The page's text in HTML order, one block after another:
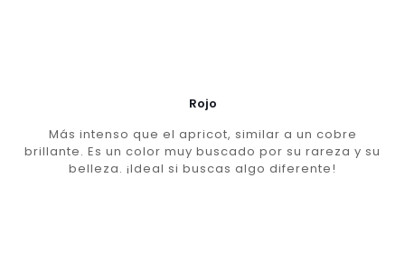
Rojo
Más intenso que el apricot, similar a un cobre
brillante. Es un color muy buscado por su rareza y su
belleza. ¡Ideal si buscas algo diferente!